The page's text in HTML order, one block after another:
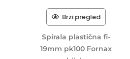
Brzi pregled
Spirala plastična fi-
19mm pk100 Fornax